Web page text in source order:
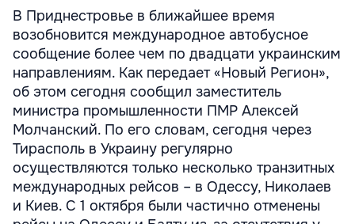
В Приднестровье в ближайшее время
возобновится международное автобусное
сообщение более чем по двадцати украинским
направлениям. Как передает «Новый Регион»,
об этом сегодня сообщил заместитель
министра промышленности ПМР Алексей
Молчанский. По его словам, сегодня через
Тирасполь в Украину регулярно
осуществляются только несколько транзитных
международных рейсов – в Одессу, Николаев
и Киев. С 1 октября были частично отменены